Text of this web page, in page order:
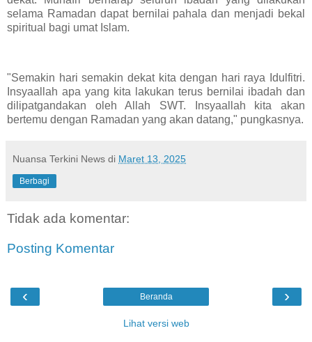
selama Ramadan dapat bernilai pahala dan menjadi bekal
spiritual bagi umat Islam.
"Semakin hari semakin dekat kita dengan hari raya Idulfitri.
Insyaallah apa yang kita lakukan terus bernilai ibadah dan
dilipatgandakan oleh Allah SWT. Insyaallah kita akan
bertemu dengan Ramadan yang akan datang," pungkasnya.
Nuansa Terkini News di Maret 13, 2025
Berbagi
Tidak ada komentar:
Posting Komentar
‹ ›
Beranda
Lihat versi web